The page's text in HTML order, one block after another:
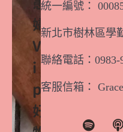
統一編號：
新北市樹林區學
聯絡電話：0983-
客服信箱：
愚
婦
V
i
p
好